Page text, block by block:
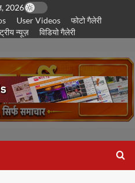
2026
User Videos
फोटो गैलेरी
न्यूज़ विडियो गैलेरी